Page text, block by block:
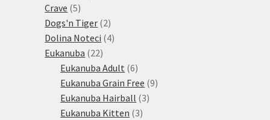
Crave 55
produktů
Dogs'n Tiger 22
produkty
Dolina Noteci 44
Eukanuba 2222
produktů
Eukanuba Adult 66
produktů
Eukanuba Grain Free 99
Eukanuba Hairball 33
Eukanuba Kitten 33